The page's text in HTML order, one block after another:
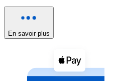
Voir toutes
Coupons crypto
Achetez des
En savoir plus